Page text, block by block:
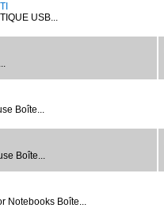
USB...
Boîte...
Boîte...
Notebooks Boîte...